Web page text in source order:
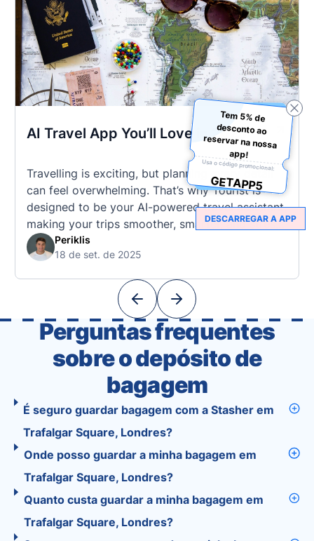
AI Travel App You’ll Love in 2025
Travelling is exciting, but planning every detail
can feel overwhelming. That’s why Tourist is
designed to be your AI-powered travel assistant,
making your trips smoother, smarter, and stress-
free. 🧭 What Makes the Tourist App Unique?
Unlike standard travel apps, Tourist combines
With Tourist, your trip planning becomes as
Periklis
18 de set. de 2025
Perguntas frequentes
sobre o depósito de
bagagem
É seguro guardar bagagem com a Stasher em
Trafalgar Square, Londres?
Onde posso guardar a minha bagagem em
Trafalgar Square, Londres?
Quanto custa guardar a minha bagagem em
Trafalgar Square, Londres?
Tem 5% de
desconto ao
reservar na nossa
app!
Usa o código promocional:
GETAPP5
DESCARREGAR A APP